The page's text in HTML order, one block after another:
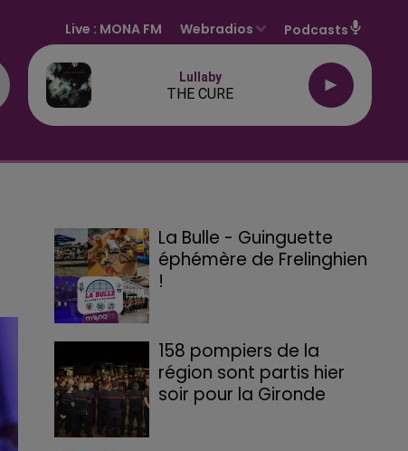
Live : MONA FM Webradios Podcasts
Lullaby
THE CURE
La Bulle - Guinguette
éphémère de Frelinghien
!
158 pompiers de la
région sont partis hier
soir pour la Gironde